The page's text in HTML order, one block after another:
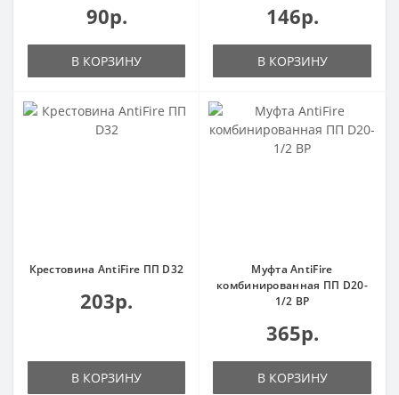
90р.
В КОРЗИНУ
146р.
В КОРЗИНУ
Крестовина AntiFire ПП D32
203р.
В КОРЗИНУ
Муфта AntiFire
комбинированная ПП D20-
1/2 ВР
365р.
В КОРЗИНУ